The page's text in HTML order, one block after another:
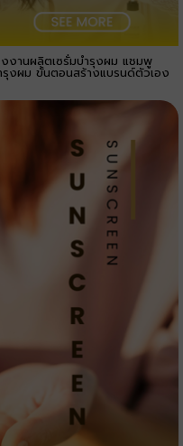
งงานผลิตเซรั่มบำรุงผม แชมพู
รุงผม ขั้นตอนสร้างแบรนด์ตัวเอง